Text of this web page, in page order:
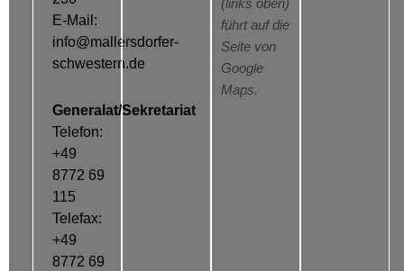
E-Mail:
info@mallersdorfer-
schwestern.de
Generalat/Sekretariat
Telefon:
+49
8772 69
115
Telefax:
+49
8772 69
(links oben)
führt auf die
Seite von
Google
Maps.